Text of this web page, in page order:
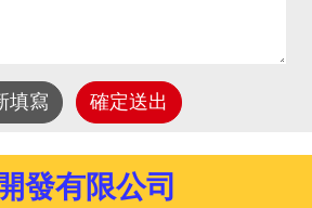
填寫 確定送出
發有限公司